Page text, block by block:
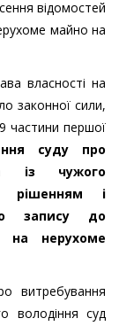
відомостей
майно на
власності на
законної сили,
частини першої
суду про
із чужого
рішенням і
запису до
на нерухоме
витребування
володіння суд